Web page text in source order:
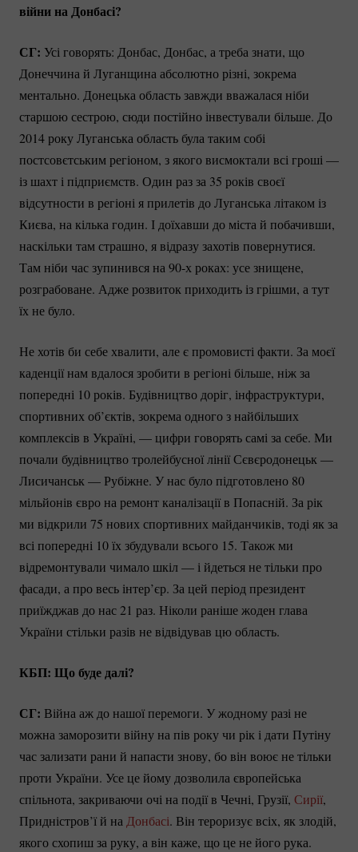
війни на Донбасі?
СГ: Усі говорять: Донбас, Донбас, а треба знати, що
Донеччина й Луганщина абсолютно різні, зокрема
ментально. Донецька область завжди вважалася ніби
старшою сестрою, сюди постійно інвестували більше. До
2014 року Луганська область була таким собі
постсовєтським регіоном, з якого висмоктали всі гроші —
із шахт і підприємств. Один раз за 35 років своєї
відсутности в регіоні я прилетів до Луганська літаком із
Києва, на кілька годин. І доїхавши до міста й побачивши,
наскільки там страшно, я відразу захотів повернутися.
Там ніби час зупинився на 90-х роках: усе знищене,
розграбоване. Адже розвиток приходить із грішми, а тут
їх не було.
Не хотів би себе хвалити, але є промовисті факти. За моєї
каденції нам вдалося зробити в регіоні більше, ніж за
попередні 10 років. Будівництво доріг, інфраструктури,
спортивних об’єктів, зокрема одного з найбільших
комплексів в Україні, — цифри говорять самі за себе. Ми
почали будівництво тролейбусної лінії Сєвєродонецьк —
Лисичанськ — Рубіжне. У нас було підготовлено 80
мільйонів євро на ремонт каналізації в Попасній. За рік
ми відкрили 75 нових спортивних майданчиків, тоді як за
всі попередні 10 їх збудували всього 15. Також ми
відремонтували чимало шкіл — і йдеться не тільки про
фасади, а про весь інтер’єр. За цей період президент
приїжджав до нас 21 раз. Ніколи раніше жоден глава
України стільки разів не відвідував цю область.
КБП: Що буде далі?
СГ: Війна аж до нашої перемоги. У жодному разі не
можна заморозити війну на пів року чи рік і дати Путіну
час зализати рани й напасти знову, бо він воює не тільки
проти України. Усе це йому дозволила європейська
спільнота, закриваючи очі на події в Чечні, Грузії, Сирії,
Придністров’ї й наДонбасі. Він тероризує всіх, як злодій,
якого схопиш за руку, а він каже, що це не його рука.